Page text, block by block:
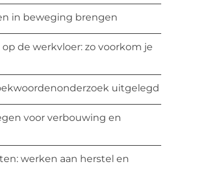
in beweging brengen
de werkvloer: zo voorkom je
uitgelegd
voor verbouwing en
werken aan herstel en